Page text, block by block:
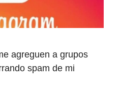
agreguen a grupos
spam de mi